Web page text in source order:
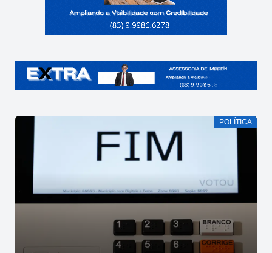
POLÍTICA